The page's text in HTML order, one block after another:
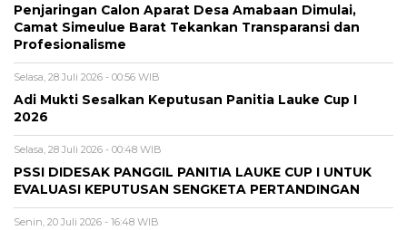
Penjaringan Calon Aparat Desa Amabaan Dimulai,
Camat Simeulue Barat Tekankan Transparansi dan
Profesionalisme
Selasa, 28 Juli 2026 - 00:56 WIB
Adi Mukti Sesalkan Keputusan Panitia Lauke Cup I
2026
Selasa, 28 Juli 2026 - 00:48 WIB
PSSI DIDESAK PANGGIL PANITIA LAUKE CUP I UNTUK
EVALUASI KEPUTUSAN SENGKETA PERTANDINGAN
Senin, 20 Juli 2026 - 16:48 WIB